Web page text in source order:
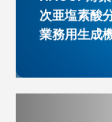
次亜塩素酸
業務用生成